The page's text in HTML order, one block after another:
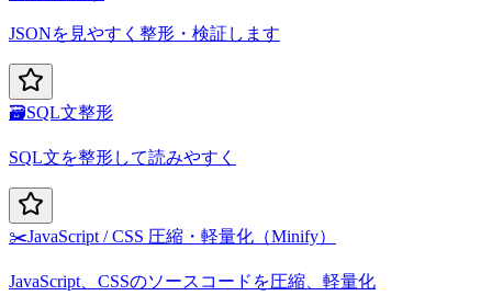
JSONを見やすく整形・検証します
🗃️SQL文整形
SQL文を整形して読みやすく
✂️JavaScript / CSS 圧縮・軽量化（Minify）
JavaScript、CSSのソースコードを圧縮、軽量化